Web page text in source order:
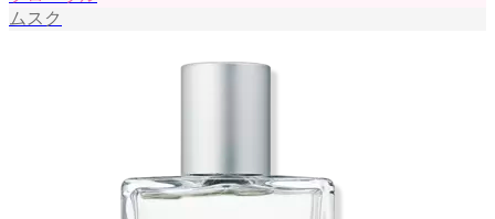
ムスク